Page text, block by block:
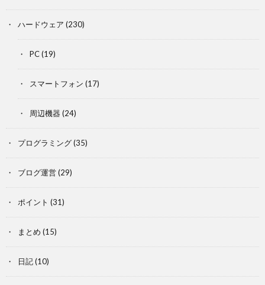
ハードウェア (230)
PC(19)
スマートフォン (17)
周辺機器 (24)
プログラミング(35)
ブログ運営(29)
ポイント (31)
まとめ (15)
日記(10)